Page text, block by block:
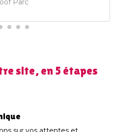
site, en 5 étapes